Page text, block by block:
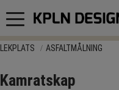
Meny
LEKPLATS ASFALTMÅLNING
Kamratskap